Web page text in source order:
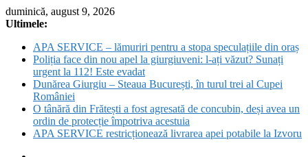
Skip
to
duminică, august 9, 2026
Ultimele:
APA SERVICE – lămuriri pentru a stopa speculațiile din oraș
Poliția face din nou apel la giurgiuveni: l-ați văzut? Sunați
urgent la 112! Este evadat
Dunărea Giurgiu – Steaua București, în turul trei al Cupei
României
O tânără din Frătești a fost agresată de concubin, deși avea un
ordin de protecție împotriva acestuia
APA SERVICE restricționează livrarea apei potabile la Izvoru